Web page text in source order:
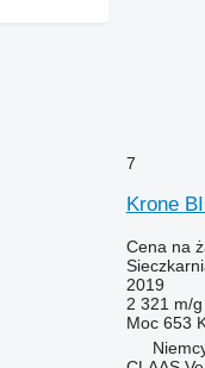
7
Krone
Cena na
2019
2 321 m/g
Moc 653